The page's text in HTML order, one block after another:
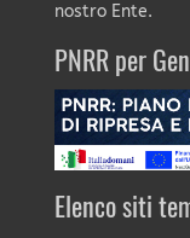
nostro Ente.
PNRR per
Elenco siti